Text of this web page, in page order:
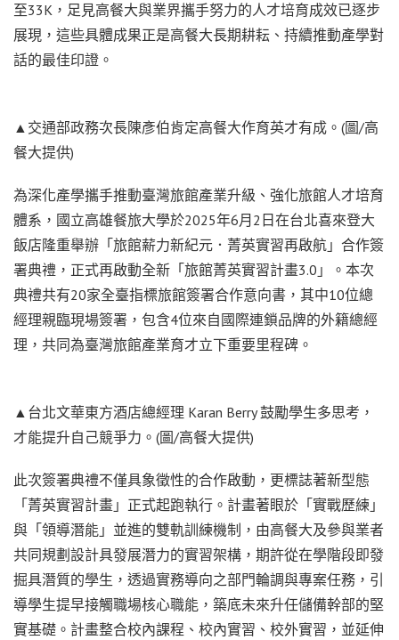
至33K，足見高餐大與業界攜手努力的人才培育成效已逐步
展現，這些具體成果正是高餐大長期耕耘、持續推動產學對
話的最佳印證。
▲交通部政務次長陳彥伯肯定高餐大作育英才有成。(圖/高
餐大提供)
為深化產學攜手推動臺灣旅館產業升級、強化旅館人才培育
體系，國立高雄餐旅大學於2025年6月2日在台北喜來登大
飯店隆重舉辦「旅館薪力新紀元．菁英實習再啟航」合作簽
署典禮，正式再啟動全新「旅館菁英實習計畫3.0」。本次
典禮共有20家全臺指標旅館簽署合作意向書，其中10位總
經理親臨現場簽署，包含4位來自國際連鎖品牌的外籍總經
理，共同為臺灣旅館產業育才立下重要里程碑。
▲台北文華東方酒店總經理 Karan Berry 鼓勵學生多思考，
才能提升自己競爭力。(圖/高餐大提供)
此次簽署典禮不僅具象徵性的合作啟動，更標誌著新型態
「菁英實習計畫」正式起跑執行。計畫著眼於「實戰歷練」
與「領導潛能」並進的雙軌訓練機制，由高餐大及參與業者
共同規劃設計具發展潛力的實習架構，期許從在學階段即發
掘具潛質的學生，透過實務導向之部門輪調與專案任務，引
導學生提早接觸職場核心職能，築底未來升任儲備幹部的堅
實基礎。計畫整合校內課程、校內實習、校外實習，並延伸